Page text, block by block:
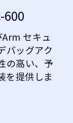
600
セキュ
バッグアク
の高い、予
を提供しま